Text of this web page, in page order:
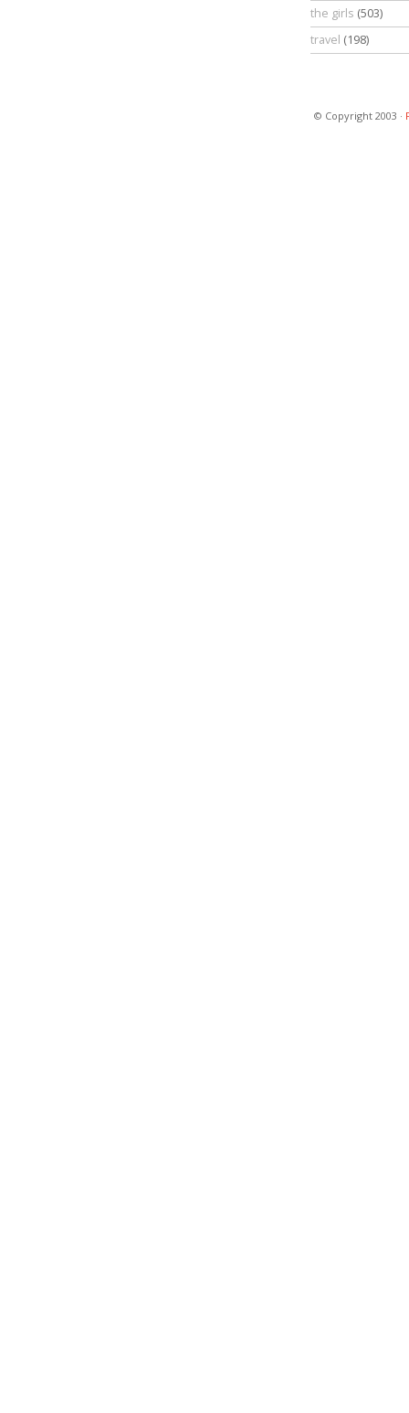
the girls (503)
travel (198)
© Copyright 2003 ·